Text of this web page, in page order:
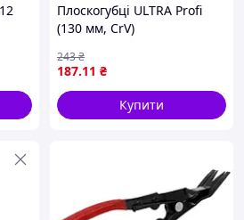
Плоскогубці ULTRA Profi
(130 мм, CrV)
187.11 ₴
243₴
Купити